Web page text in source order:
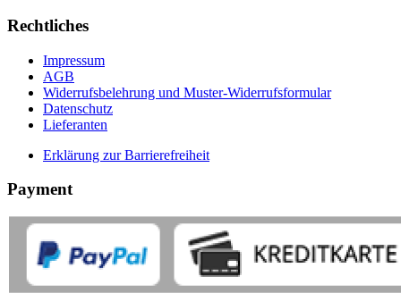
Rechtliches
Impressum
AGB
Widerrufsbelehrung und Muster-Widerrufsformular
Datenschutz
Lieferanten
Erklärung zur Barrierefreiheit
Payment